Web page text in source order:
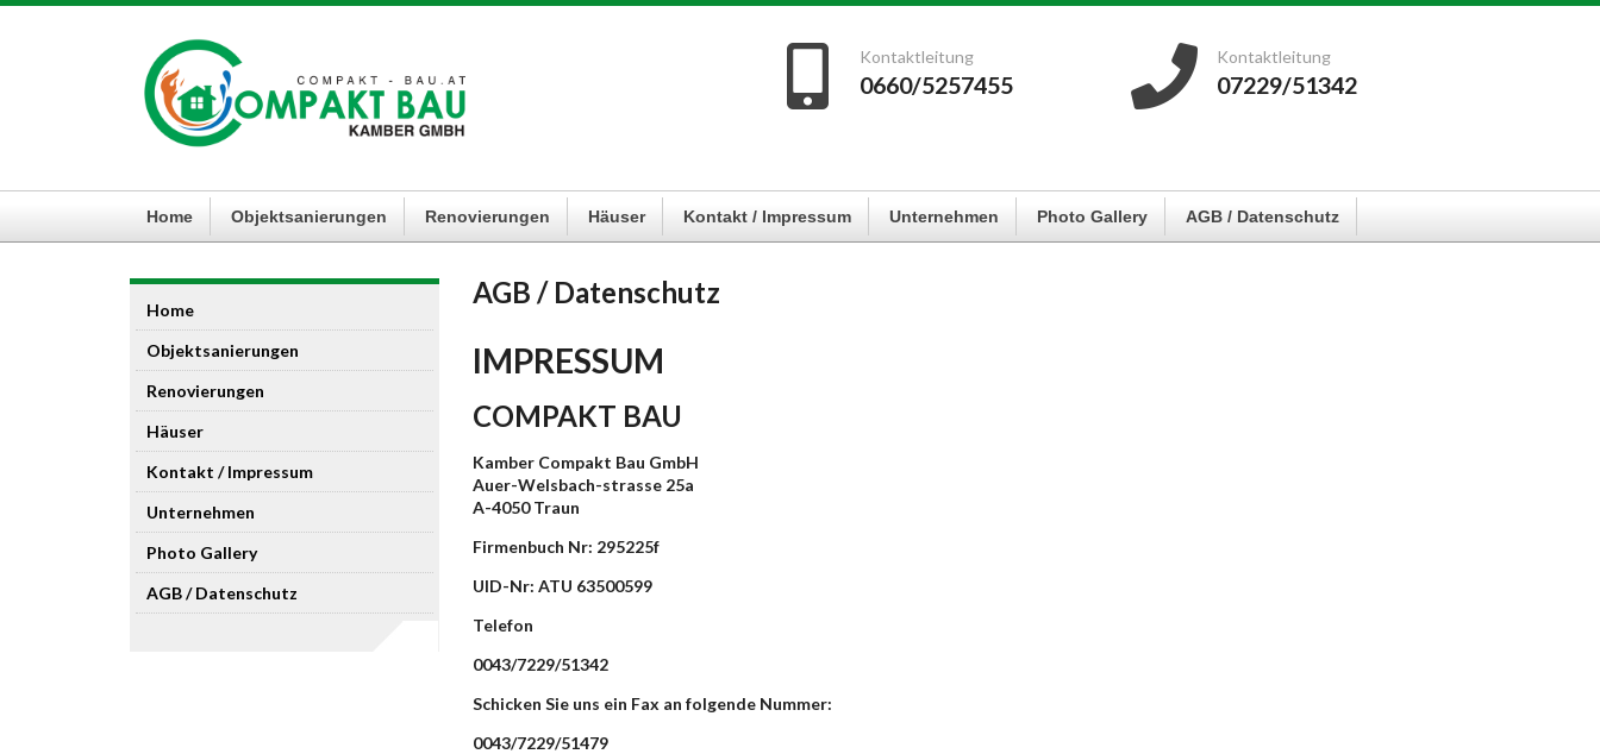
Kontaktleitung
07229/51342
Kontaktleitung
0660/5257455
Home Objektsanierungen Renovierungen Häuser Kontakt / Impressum Unternehmen Photo Gallery AGB / Datenschutz
Home
Objektsanierungen
Renovierungen
Häuser
Kontakt / Impressum
Unternehmen
Photo Gallery
AGB / Datenschutz
AGB / Datenschutz
IMPRESSUM
COMPAKT BAU
Kamber Compakt Bau GmbH
Auer-Welsbach-strasse 25a
A-4050 Traun
Firmenbuch Nr: 295225f
UID-Nr: ATU 63500599
Telefon
0043/7229/51342
Schicken Sie uns ein Fax an folgende Nummer:
0043/7229/51479